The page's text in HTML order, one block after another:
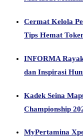
Cermat Kelola
Tips Hemat
INFORMA
dan Inspirasi
Kadek Seina
Championship
MyPertamina